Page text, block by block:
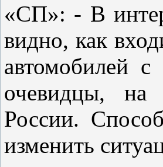
«СП»: - В
видно, как
автомобилей
очевидцы, на
России.
изменить